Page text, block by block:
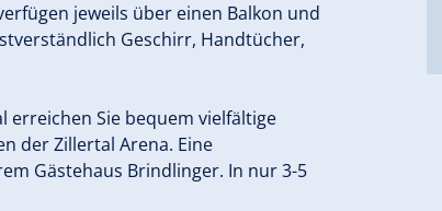
jeweils über einen Balkon und
Geschirr, Handtücher,
erreichen Sie bequem vielfältige
der Zillertal Arena. Eine
Gästehaus Brindlinger. In nur 3-5